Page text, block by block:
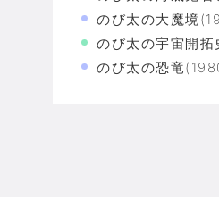
のび太の大魔境
のび太の宇宙開拓
のび太の恐竜